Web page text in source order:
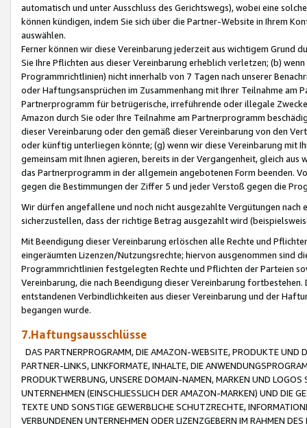
automatisch und unter Ausschluss des Gerichtswegs), wobei eine
können kündigen, indem Sie sich über die Partner-Website in Ihrem
auswählen.
Ferner können wir diese Vereinbarung jederzeit aus wichtigem Grund
Sie Ihre Pflichten aus dieser Vereinbarung erheblich verletzen; (b)
Programmrichtlinien) nicht innerhalb von 7 Tagen nach unserer
oder Haftungsansprüchen im Zusammenhang mit Ihrer Teilnahme am
Partnerprogramm für betrügerische, irreführende oder illegale
Amazon durch Sie oder Ihre Teilnahme am Partnerprogramm
dieser Vereinbarung oder den gemäß dieser Vereinbarung von den
oder künftig unterliegen könnte; (g) wenn wir diese Vereinbarung mit
gemeinsam mit Ihnen agieren, bereits in der Vergangenheit, gleich
das Partnerprogramm in der allgemein angebotenen Form beenden.
gegen die Bestimmungen der Ziffer 5 und jeder Verstoß gegen die
Wir dürfen angefallene und noch nicht ausgezahlte Vergütungen
sicherzustellen, dass der richtige Betrag ausgezahlt wird
Mit Beendigung dieser Vereinbarung erlöschen alle Rechte und
eingeräumten Lizenzen/Nutzungsrechte; hiervon ausgenommen sind
Programmrichtlinien festgelegten Rechte und Pflichten der Parteien
Vereinbarung, die nach Beendigung dieser Vereinbarung
entstandenen Verbindlichkeiten aus dieser Vereinbarung und der
begangen wurde.
7.Haftungsausschlüsse
DAS PARTNERPROGRAMM, DIE AMAZON-WEBSITE, PRODUKTE UND
PARTNER-LINKS, LINKFORMATE, INHALTE, DIE
PRODUKTWERBUNG, UNSERE DOMAIN-NAMEN, MARKEN UND
UNTERNEHMEN (EINSCHLIESSLICH DER AMAZON-MARKEN) UND DIE
TEXTE UND SONSTIGE GEWERBLICHE SCHUTZRECHTE,
VERBUNDENEN UNTERNEHMEN ODER LIZENZGEBERN IM RAHMEN